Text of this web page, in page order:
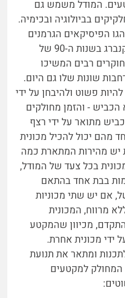
המודל משמש גם
בביולוגיה ובכימיה.
הפיסיקאים הגרמנים
קאי נגל ומיכאל שרקנברג בשנות ה-90 של
רבים המשיכו
שונות שלו גם היום.
פשוט ולהיבחן על ידי
- והזמן מחולקים
מתואר על ידי רצף
מהם יכול להכיל מכונית
יש מהירות המתארת כמה
בכל צעד של המודל,
בבת אחד בהתאם
אם יש שתי מכוניות
מרווח, המכונית
מכיוון שהמקטע
ידי מכונית אחרת.
ומתאר את תנועת
המחולק למקטעים